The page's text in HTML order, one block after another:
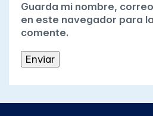
Guarda mi nombre,
en este navegador para
comente.